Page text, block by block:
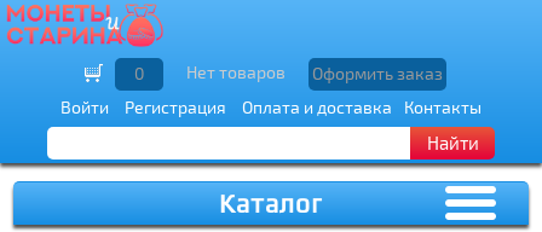
Войти Регистрация Оплата и доставка Контакты
Найти
0 Нет товаров Оформить заказ
Каталог